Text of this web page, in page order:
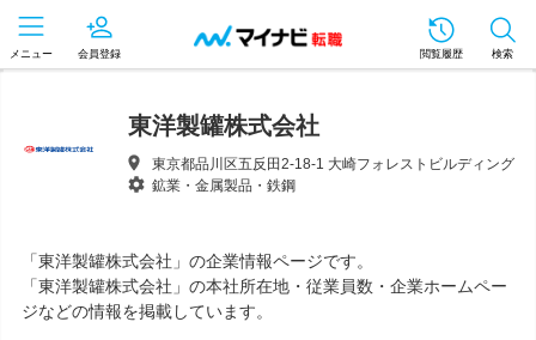
メニュー 会員登録 閲覧履歴 検索
東洋製罐株式会社
東京都品川区五反田2-18-1 大崎フォレストビルディング
鉱業・金属製品・鉄鋼
「東洋製罐株式会社」の企業情報ページです。
「東洋製罐株式会社」の本社所在地・従業員数・企業ホームペー
ジなどの情報を掲載しています。